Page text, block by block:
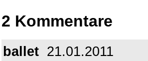
2 Kommentare
ballet 21.01.2011